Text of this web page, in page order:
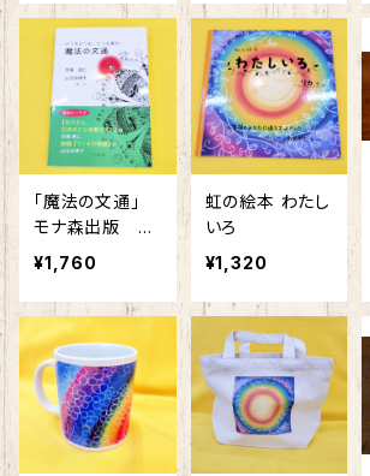
「魔法の文通」
モナ森出版 山
元加津子・赤塚
高仁共著・挿絵
リカ
¥1,760
虹の絵本 わたし
いろ
¥1,320